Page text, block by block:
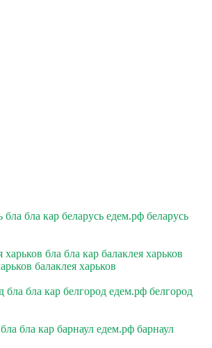
бла бла кар беларусь едем.рф беларусь
харьков бла бла кар балаклея харьков
балаклея харьков
бла бла кар белгород едем.рф белгород
бла кар барнаул едем.рф барнаул